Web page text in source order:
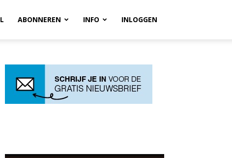
ABONNEREN INFO INLOGGEN